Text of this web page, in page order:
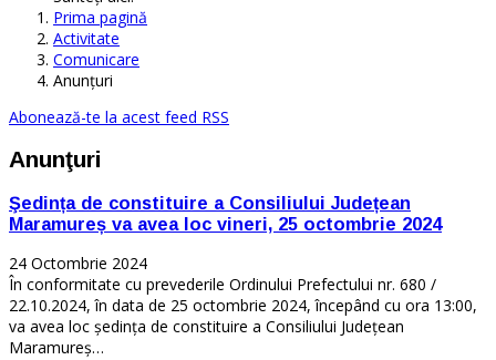
Prima pagină
Activitate
Comunicare
Anunţuri
Abonează-te la acest feed RSS
Anunţuri
Şedința de constituire a Consiliului Județean
Maramureș va avea loc vineri, 25 octombrie 2024
24 Octombrie 2024
În conformitate cu prevederile Ordinului Prefectului nr. 680 /
22.10.2024, în data de 25 octombrie 2024, începând cu ora 13:00,
va avea loc ședința de constituire a Consiliului Județean
Maramureș…